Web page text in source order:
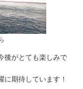
後がとても楽しみで
期待しています！